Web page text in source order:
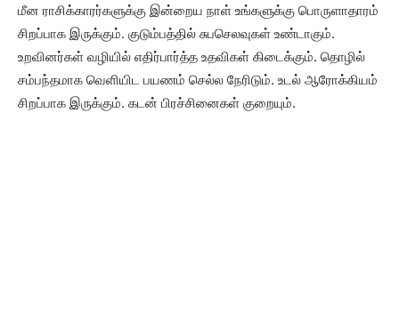
மீன ராசிக்காரர்களுக்கு இன்றைய நாள் உங்களுக்கு பொருளாதாரம்
சிறப்பாக இருக்கும். குடும்பத்தில் சுபசெலவுகள் உண்டாகும்.
உறவினர்கள் வழியில் எதிர்பார்த்த உதவிகள் கிடைக்கும். தொழில்
சம்பந்தமாக வெளியிட பயணம் செல்ல நேரிடும். உடல் ஆரோக்கியம்
சிறப்பாக இருக்கும். கடன் பிரச்சினைகள் குறையும்.